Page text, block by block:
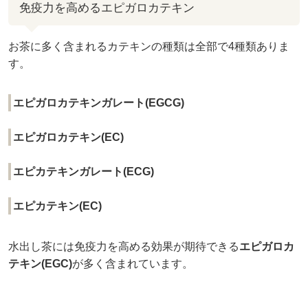
免疫力を高めるエピガロカテキン
お茶に多く含まれるカテキンの種類は全部で4種類ありま
す。
エピガロカテキンガレート(EGCG)
エピガロカテキン(EC)
エピカテキンガレート(ECG)
エピカテキン(EC)
水出し茶には免疫力を高める効果が期待できるエピガロカ
テキン(EGC)が多く含まれています。